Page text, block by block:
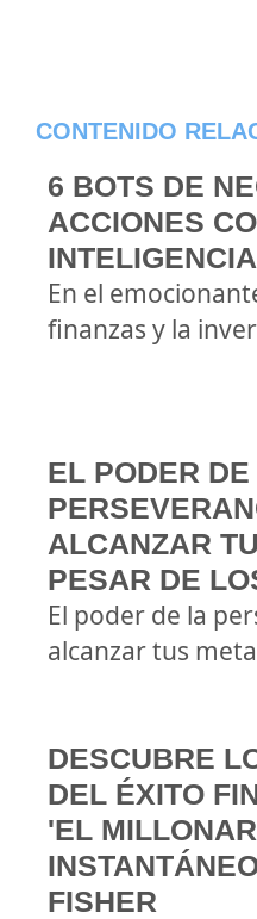
CONTENIDO
6 BOTS DE
ACCIONES
En el
finanzas y la
EL PODER
ALCANZAR
PESAR DE
El poder de la
alcanzar tus
DESCUBRE
DEL ÉXITO
'EL
FISHER